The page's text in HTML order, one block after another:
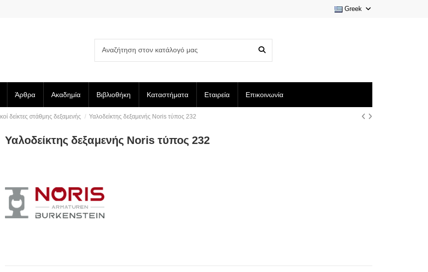
Greek
Άρθρα Ακαδημία Βιβλιοθήκη Καταστήματα Εταιρεία Επικοινωνία
δείκτες στάθμης δεξαμενής Υαλοδείκτης δεξαμενής Noris τύπος 232
Υαλοδείκτης δεξαμενής Noris τύπος 232